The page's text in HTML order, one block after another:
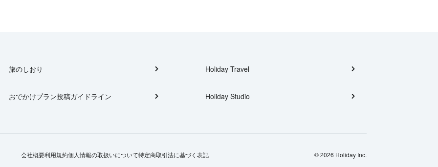
旅のしおり
おでかけプラン投稿ガイドライン
Holiday Travel
Holiday Studio
会社概要利用規約個人情報の取扱いについて特定商取引法に基づく表記 © 2026 Holiday Inc.